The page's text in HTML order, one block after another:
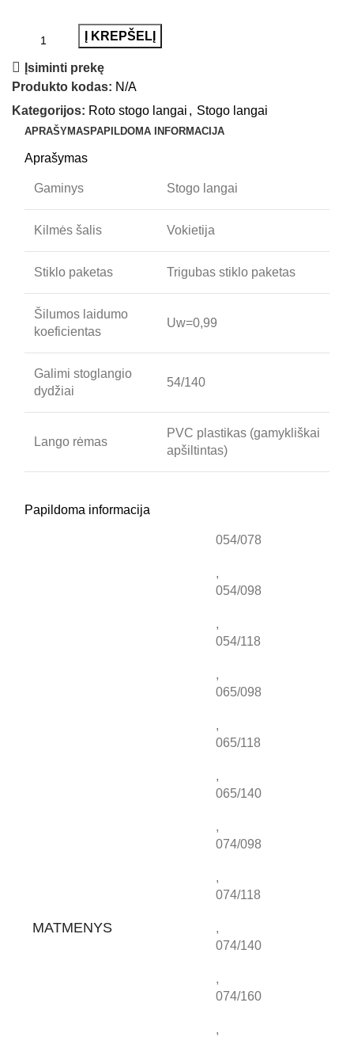
Į KREPŠELĮ
Įsiminti prekę
Produkto kodas: N/A
Kategorijos: Roto stogo langai , Stogo langai
APRAŠYMAS PAPILDOMA INFORMACIJA
Aprašymas
Gaminys Stogo langai
Kilmės šalis Vokietija
Stiklo paketas Trigubas stiklo paketas
Šilumos laidumo
koeficientas
Uw=0,99
Galimi stoglangio
dydžiai
54/140
Lango rėmas
PVC plastikas (gamykliškai
apšiltintas)
Papildoma informacija
MATMENYS
054/078
,
054/098
,
054/118
,
065/098
,
065/118
,
065/140
,
074/098
,
074/118
,
074/140
,
074/160
,